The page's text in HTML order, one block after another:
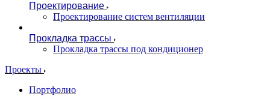
Проектирование
Проектирование систем вентиляции
Прокладка трассы
Прокладка трассы под кондиционер
Проекты
Портфолио